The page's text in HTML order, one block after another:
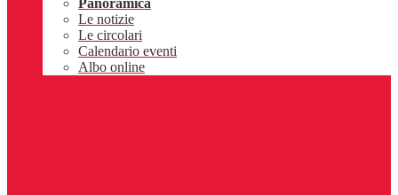
Panoramica
Le notizie
Le circolari
Calendario eventi
Albo online